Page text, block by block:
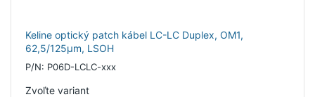
Keline optický patch kábel LC-LC Duplex, OM1,
62,5/125µm, LSOH
P/N: P06D-LCLC-xxx
Zvoľte variant